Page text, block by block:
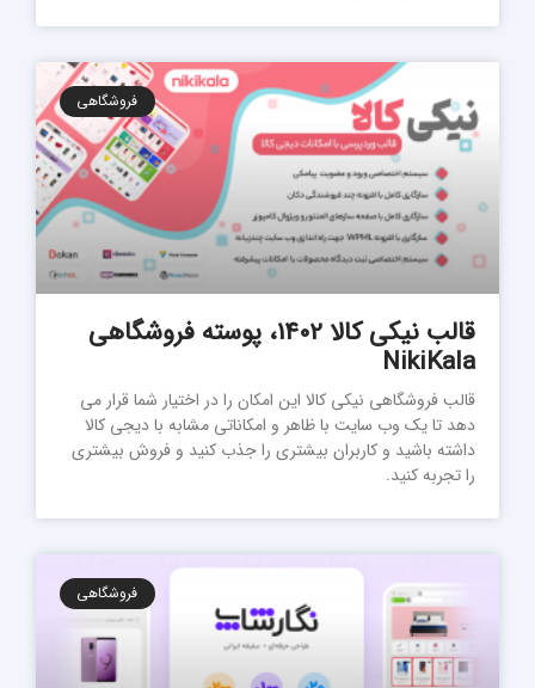
فروشگاهی
قالب نیکی کالا 1402، پوسته فروشگاهی
NikiKala
قالب فروشگاهی نیکی کالا این امکان را در اختیار شما قرار می
دهد تا یک وب سایت با ظاهر و امکاناتی مشابه با دیجی کالا
داشته باشید و کاربران بیشتری را جذب کنید و فروش بیشتری
را تجربه کنید.
فروشگاهی